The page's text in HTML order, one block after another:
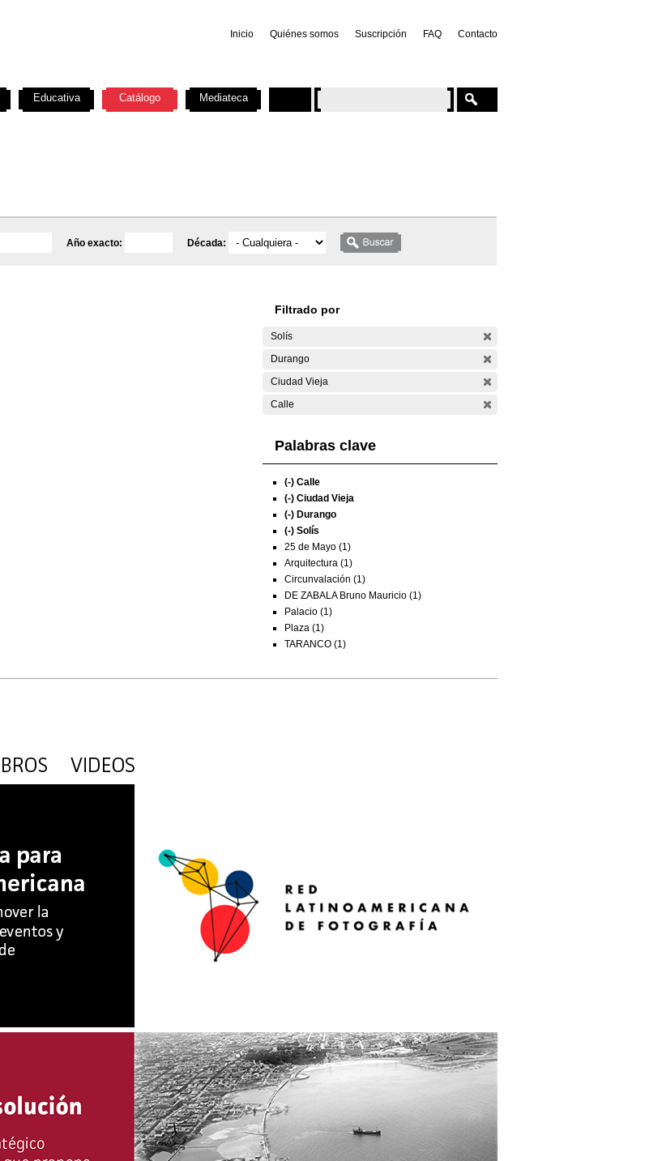
Inicio Quiénes somos Suscripción FAQ Contacto
Año exacto: Década:
Filtrado por
Solís
Durango
Ciudad Vieja
Calle
Palabras clave
(-) Calle
(-) Ciudad Vieja
(-) Durango
(-) Solís
25 de Mayo (1)
Arquitectura (1)
Circunvalación (1)
DE ZABALA Bruno Mauricio (1)
Palacio (1)
Plaza (1)
TARANCO (1)
Educativa Catálogo Mediateca